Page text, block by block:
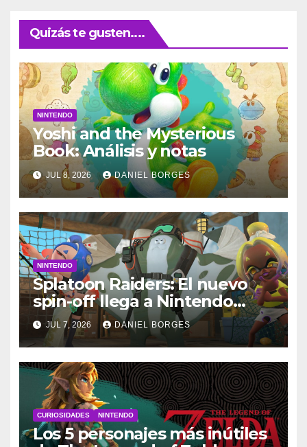
Quizás te gusten....
NINTENDO
Yoshi and the Mysterious
Book: Análisis y notas
JUL 8, 2026 DANIEL BORGES
NINTENDO
Splatoon Raiders: El nuevo
spin-off llega a Nintendo
Switch 2
JUL 7, 2026 DANIEL BORGES
CURIOSIDADES NINTENDO
Los 5 personajes más inútiles